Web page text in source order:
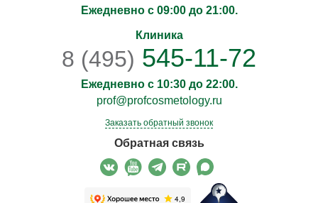
Ежедневно с 09:00 до 21:00.
Клиника
8 (495) 545-11-72
Ежедневно с 10:30 до 22:00.
prof@profcosmetology.ru
Заказать обратный звонок
Обратная связь